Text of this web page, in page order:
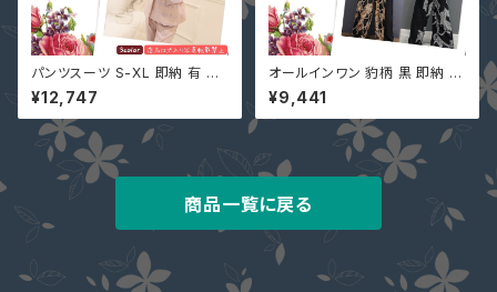
パンツスーツ S-XL 即納 有 ピ
ンクチェック 黒 ネイビーストラ
イプ セットアップ 長袖ジャケット
＋パンツ 韓国ファッション 上下
セット ツーピース u97456
¥12,747
オールインワン 豹柄 黒 即納 ブ
ラウン ガウチョパンツ ワイドパ
ンツ ゆったり 半袖 レオパード
ecmio-223596 レディース つ
なぎ ジャンプスーツ 5分袖
¥9,441
商品一覧に戻る